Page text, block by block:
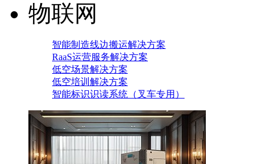
物联网
智能制造线边搬运解决方案
RaaS运营服务解决方案
低空场景解决方案
低空培训解决方案
智能标识识读系统（叉车专用）